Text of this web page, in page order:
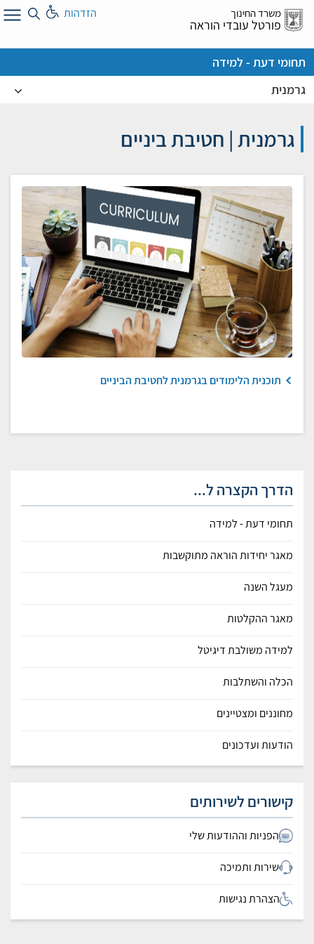
דלג
אל
משרד החינוך
פורטל עובדי הוראה
הזדהות
תחומי דעת - למידה
גרמנית
גרמנית | חטיבת ביניים
תוכנית הלימודים בגרמנית לחטיבת הביניים
הדרך הקצרה ל...
תחומי דעת - למידה
מאגר יחידות הוראה מתוקשבות
מעגל השנה
מאגר ההקלטות
למידה משולבת דיגיטל
הכלה והשתלבות
מחוננים ומצטיינים
הודעות ועדכונים
קישורים לשירותים
הפניות וההודעות שלי
שירות ותמיכה
הצהרת נגישות